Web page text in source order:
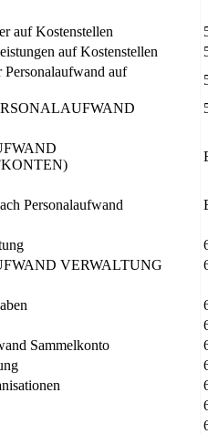
auf Kostenstellen
auf Kostenstellen
auf
Personalaufwand
VERWALTUNG
Sammelkonto